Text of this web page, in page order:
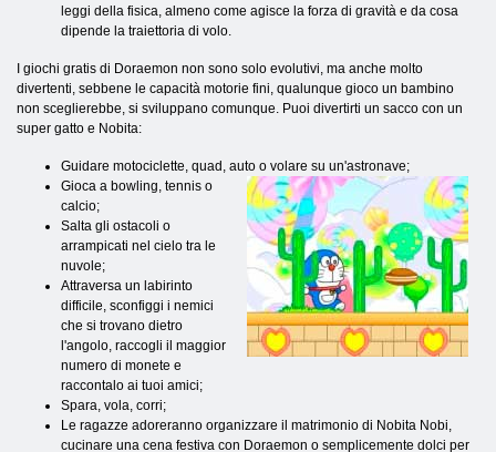
leggi della fisica, almeno come agisce la forza di gravità e da cosa
dipende la traiettoria di volo.
I giochi gratis di Doraemon non sono solo evolutivi, ma anche molto
divertenti, sebbene le capacità motorie fini, qualunque gioco un bambino
non sceglierebbe, si sviluppano comunque. Puoi divertirti un sacco con un
super gatto e Nobita:
Guidare motociclette, quad, auto o volare su un'astronave;
Gioca a bowling, tennis o
calcio;
Salta gli ostacoli o
arrampicati nel cielo tra le
nuvole;
Attraversa un labirinto
difficile, sconfiggi i nemici
che si trovano dietro
l'angolo, raccogli il maggior
numero di monete e
raccontalo ai tuoi amici;
Spara, vola, corri;
Le ragazze adoreranno organizzare il matrimonio di Nobita Nobi,
cucinare una cena festiva con Doraemon o semplicemente dolci per